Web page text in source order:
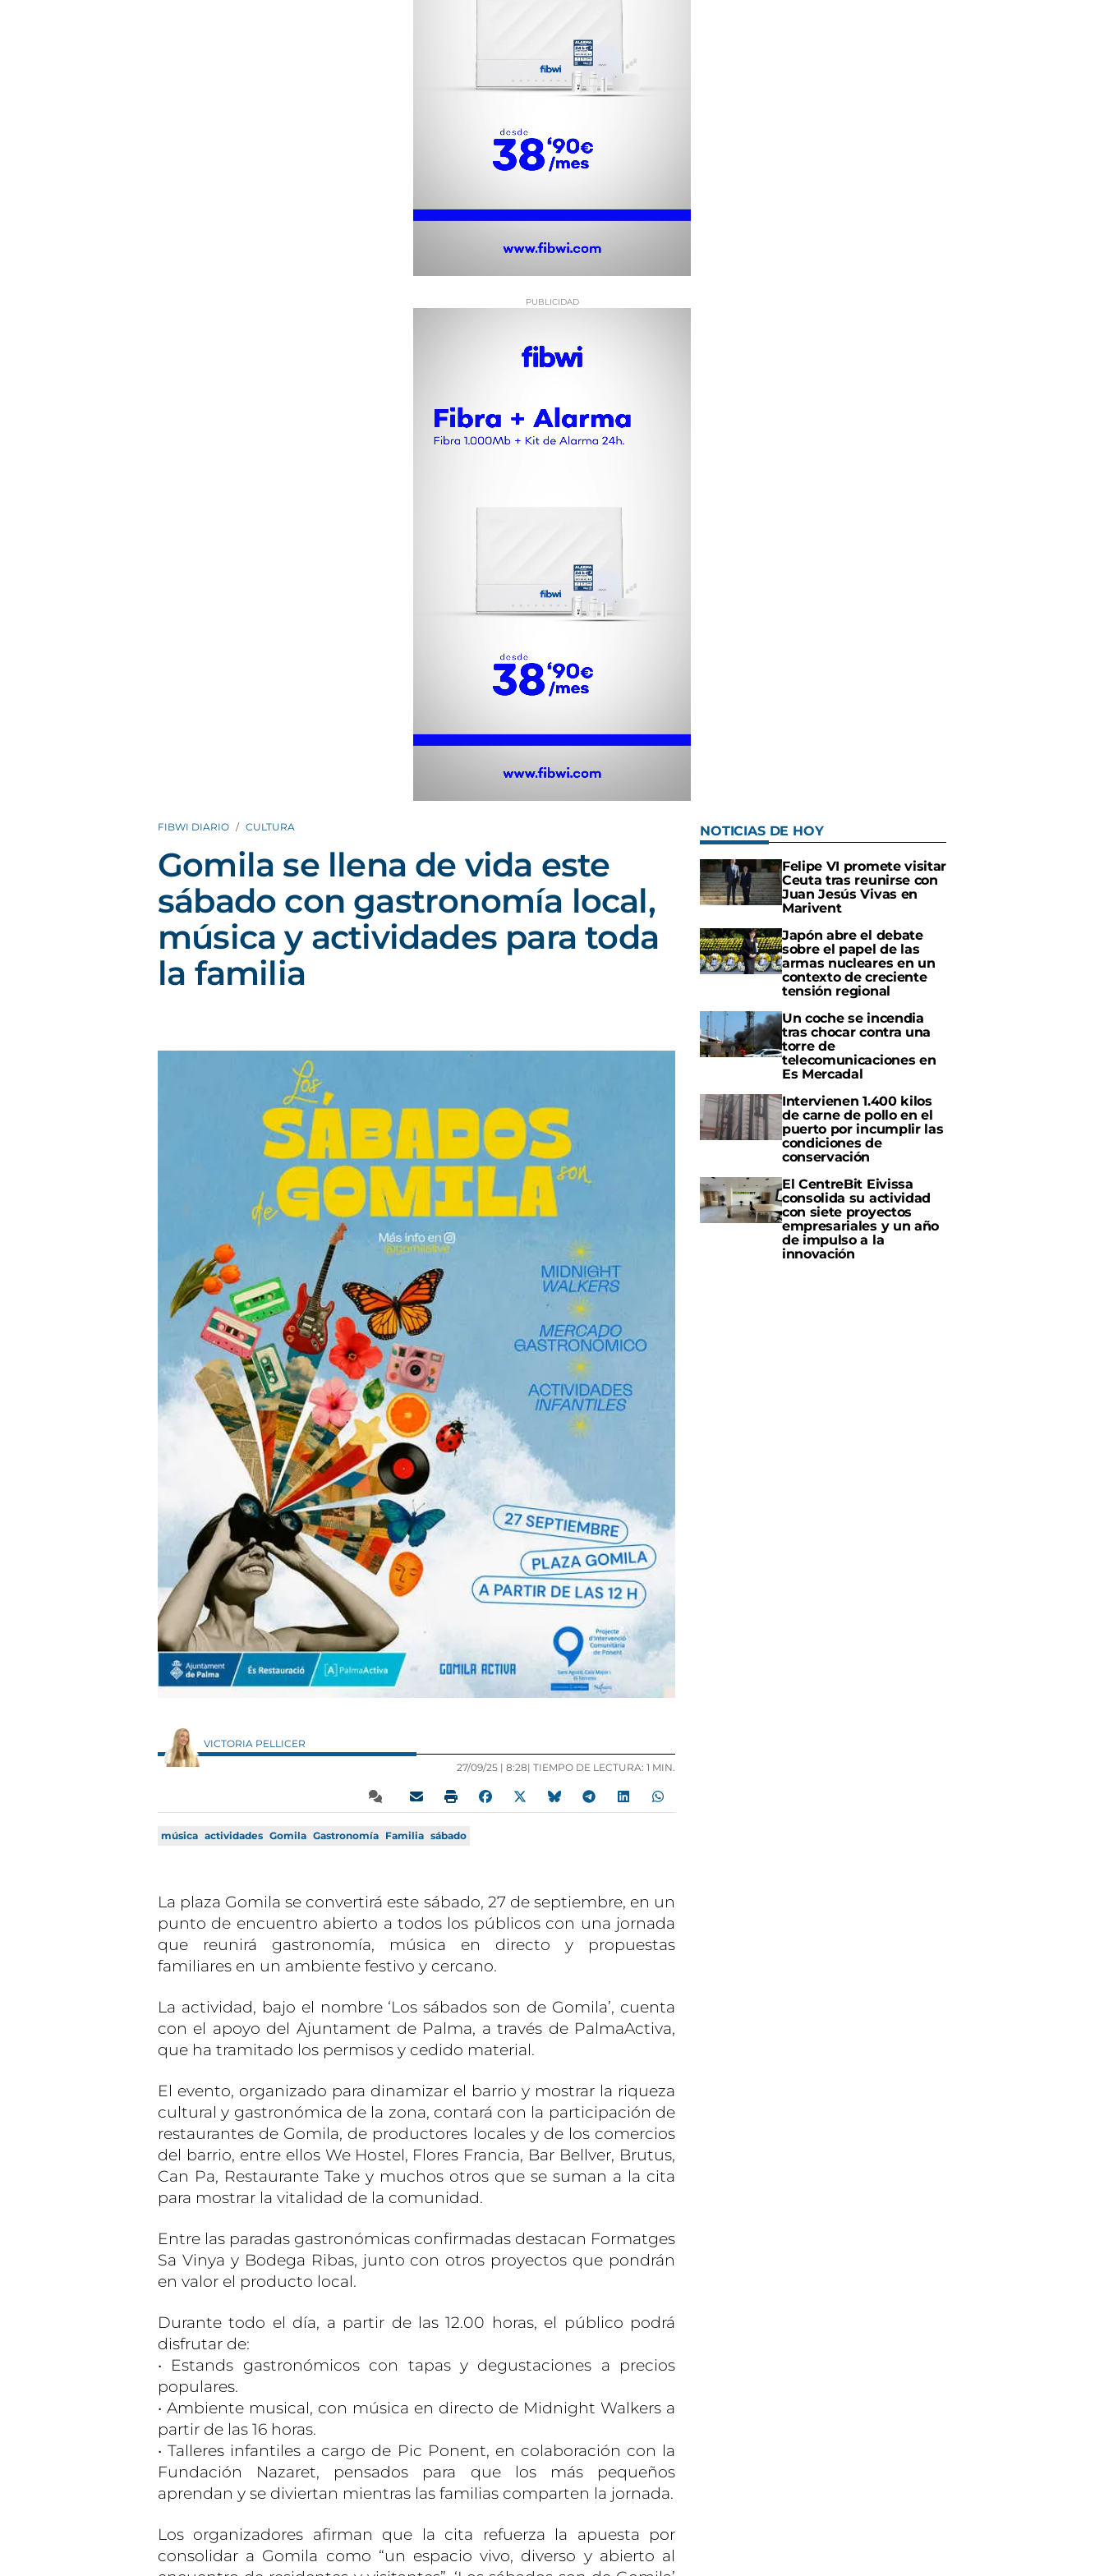
FIBWI DIARIO CULTURA
Gomila se llena de vida este
sábado con gastronomía local,
música y actividades para toda
la familia
VICTORIA PELLICER
27/09/25 | 8:28| TIEMPO DE LECTURA: 1 MIN.
música actividades Gomila Gastronomía Familia sábado
La plaza Gomila se convertirá este sábado, 27 de septiembre, en un
punto de encuentro abierto a todos los públicos con una jornada
que reunirá gastronomía, música en directo y propuestas
familiares en un ambiente festivo y cercano.
La actividad, bajo el nombre ‘Los sábados son de Gomila’, cuenta
con el apoyo del Ajuntament de Palma, a través de PalmaActiva,
que ha tramitado los permisos y cedido material.
El evento, organizado para dinamizar el barrio y mostrar la riqueza
cultural y gastronómica de la zona, contará con la participación de
restaurantes de Gomila, de productores locales y de los comercios
del barrio, entre ellos We Hostel, Flores Francia, Bar Bellver, Brutus,
Can Pa, Restaurante Take y muchos otros que se suman a la cita
para mostrar la vitalidad de la comunidad.
Entre las paradas gastronómicas confirmadas destacan Formatges
Sa Vinya y Bodega Ribas, junto con otros proyectos que pondrán
en valor el producto local.
Durante todo el día, a partir de las 12.00 horas, el público podrá
disfrutar de:
• Estands gastronómicos con tapas y degustaciones a precios
populares.
• Ambiente musical, con música en directo de Midnight Walkers a
partir de las 16 horas.
• Talleres infantiles a cargo de Pic Ponent, en colaboración con la
Fundación Nazaret, pensados para que los más pequeños
aprendan y se diviertan mientras las familias comparten la jornada.
Los organizadores afirman que la cita refuerza la apuesta por
consolidar a Gomila como “un espacio vivo, diverso y abierto al
NOTICIAS DE HOY
Felipe VI promete visitar
Ceuta tras reunirse con
Juan Jesús Vivas en
Marivent
Japón abre el debate
sobre el papel de las
armas nucleares en un
contexto de creciente
tensión regional
Un coche se incendia
tras chocar contra una
torre de
telecomunicaciones en
Es Mercadal
Intervienen 1.400 kilos
de carne de pollo en el
puerto por incumplir las
condiciones de
conservación
El CentreBit Eivissa
consolida su actividad
con siete proyectos
empresariales y un año
de impulso a la
innovación